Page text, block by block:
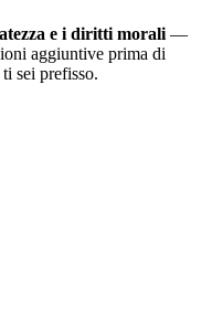
e i diritti morali —
aggiuntive prima di
sei prefisso.